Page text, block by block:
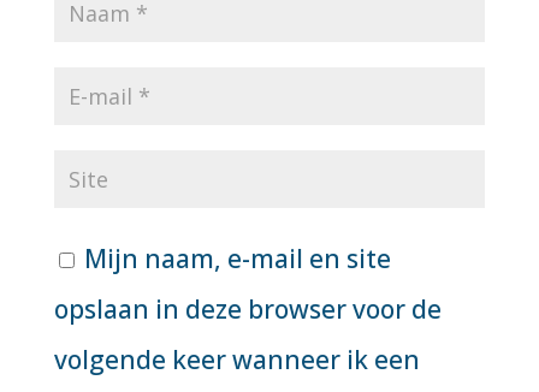
Mijn naam, e-mail en site
opslaan in deze browser voor de
volgende keer wanneer ik een